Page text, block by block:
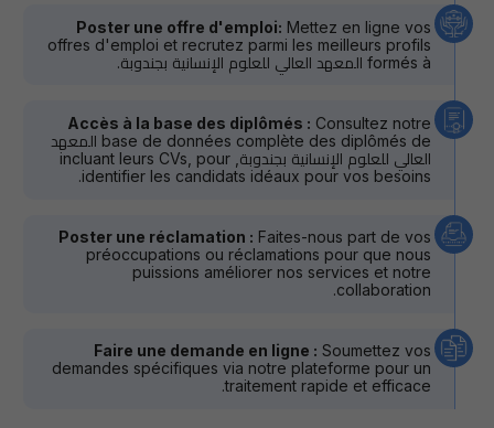
Poster une offre d'emploi: Mettez en ligne vos
offres d'emploi et recrutez parmi les meilleurs profils
formés à المعهد العالي للعلوم الإنسانية بجندوبة.
Accès à la base des diplômés : Consultez notre
base de données complète des diplômés de المعهد
العالي للعلوم الإنسانية بجندوبة, incluant leurs CVs, pour
identifier les candidats idéaux pour vos besoins.
Poster une réclamation : Faites-nous part de vos
préoccupations ou réclamations pour que nous
puissions améliorer nos services et notre
collaboration.
Faire une demande en ligne : Soumettez vos
demandes spécifiques via notre plateforme pour un
traitement rapide et efficace.